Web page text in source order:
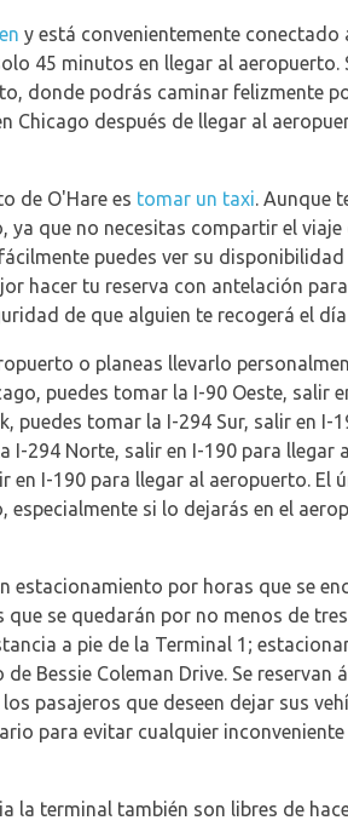
y está convenientemente conectado
45 minutos en llegar al aeropuerto.
donde podrás caminar felizmente
después de llegar al
de O'Hare es tomar un taxi. Aunque
que no necesitas compartir el viaje
puedes ver su disponibilidad
hacer tu reserva con antelación
de que alguien te recogerá el
o planeas llevarlo
puedes tomar la I-90 Oeste, salir
tomar la I-294 Sur, salir en I-
294 Norte, salir en I-190 para llegar
I-190 para llegar al aeropuerto. El
si lo dejarás en el
estacionamiento por horas que se
se quedarán por no menos de
a pie de la Terminal 1;
Bessie Coleman Drive. Se reservan
pasajeros que deseen dejar sus
para evitar cualquier
la terminal también son libres de